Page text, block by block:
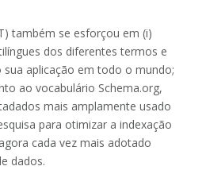
também se esforçou em (i)
dos diferentes termos e
aplicação em todo o mundo;
ao vocabulário Schema.org,
mais amplamente usado
para otimizar a indexação
cada vez mais adotado
dados.